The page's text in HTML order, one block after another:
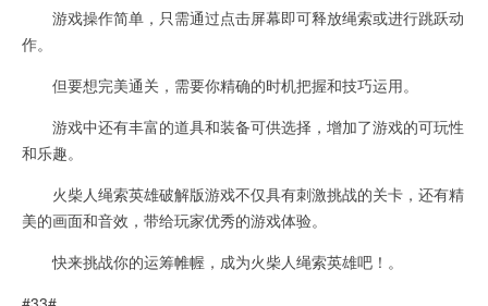
游戏操作简单，只需通过点击屏幕即可释放绳索或进行跳跃动
作。
但要想完美通关，需要你精确的时机把握和技巧运用。
游戏中还有丰富的道具和装备可供选择，增加了游戏的可玩性
和乐趣。
火柴人绳索英雄破解版游戏不仅具有刺激挑战的关卡，还有精
美的画面和音效，带给玩家优秀的游戏体验。
快来挑战你的运筹帷幄，成为火柴人绳索英雄吧！。